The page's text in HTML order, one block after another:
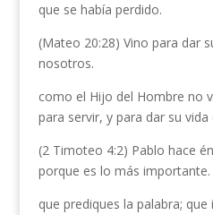
que se había perdido.
(Mateo 20:28) Vino para dar
nosotros.
como el Hijo del Hombre no
para servir, y para dar su
(2 Timoteo 4:2) Pablo hace
porque es lo más importante.
que prediques la palabra;